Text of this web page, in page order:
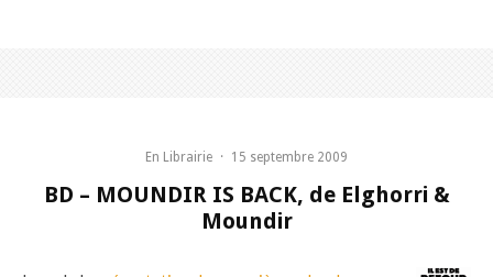
En Librairie · 15 septembre 2009
BD – MOUNDIR IS BACK, de Elghorri &
Moundir